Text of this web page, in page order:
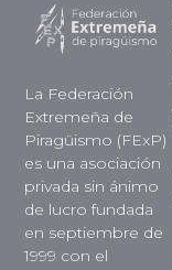
La Federación
Extremeña de
Piragüismo (FExP)
es una asociación
privada sin ánimo
de lucro fundada
en septiembre de
1999 con el